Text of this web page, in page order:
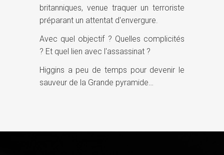
britanniques, venue traquer un terroriste
préparant un attentat d'envergure.
Avec quel objectif ? Quelles complicités
? Et quel lien avec l'assassinat ?
Higgins a peu de temps pour devenir le
sauveur de la Grande pyramide…